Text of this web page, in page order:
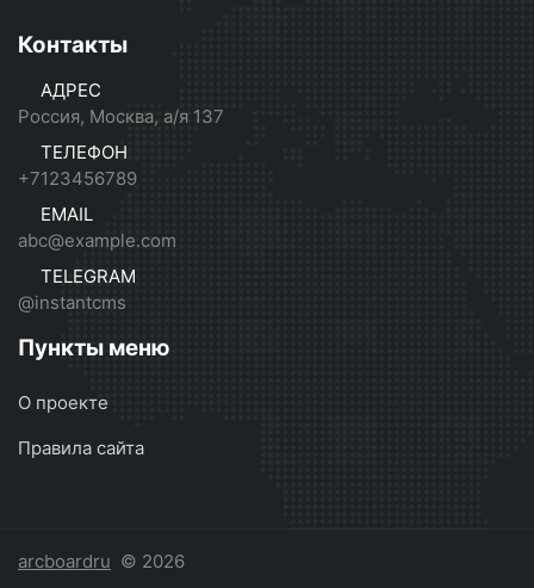
Контакты
АДРЕС
Россия, Москва, а/я 137
ТЕЛЕФОН
+7123456789
EMAIL
abc@example.com
TELEGRAM
@instantcms
Пункты меню
О проекте
Правила сайта
arcboardru © 2026